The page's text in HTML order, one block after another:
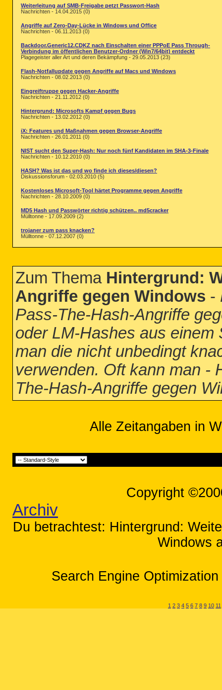
Weiterleitung auf SMB-Freigabe petzt Passwort-Hash
Nachrichten - 14.04.2015 (0)
Angriffe auf Zero-Day-Lücke in Windows und Office
Nachrichten - 06.11.2013 (0)
Backdoor.Generic12.CDKZ nach Einschalten einer PPPoE Pass Through-
Verbindung im öffentlichen Benutzer-Ordner (Win7/64bit) entdeckt
Plagegeister aller Art und deren Bekämpfung - 29.05.2013 (23)
Flash-Notfallupdate gegen Angriffe auf Macs und Windows
Nachrichten - 08.02.2013 (0)
Eingreiftruppe gegen Hacker-Angriffe
Nachrichten - 21.11.2012 (0)
Hintergrund: Microsofts Kampf gegen Bugs
Nachrichten - 13.02.2012 (0)
iX: Features und Maßnahmen gegen Browser-Angriffe
Nachrichten - 26.01.2011 (0)
NIST sucht den Super-Hash: Nur noch fünf Kandidaten im SHA-3-Finale
Nachrichten - 10.12.2010 (0)
HASH? Was ist das und wo finde ich dieses/diesen?
Diskussionsforum - 02.03.2010 (5)
Kostenloses Microsoft-Tool härtet Programme gegen Angriffe
Nachrichten - 28.10.2009 (0)
MD5 Hash und Passwörter richtig schützen.. md5cracker
Mülltonne - 17.09.2009 (2)
trojaner zum pass knacken?
Mülltonne - 07.12.2007 (0)
Zum Thema Hintergrund:
Angriffe gegen Windows -
Pass-The-Hash-Angriffe
oder LM-Hashes aus
man die nicht unbedingt
verwenden. Oft kann man -
The-Hash-Angriffe gegen
Alle Zeitangaben in
Copyright
Archiv
Du betrachtest: Hintergrund:
Windows
Search Engine
1 2 3 4 5 6 7 8 9 10 11